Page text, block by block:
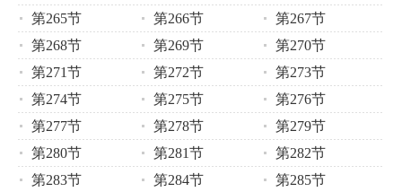
第265节
第266节
第267节
第268节
第269节
第270节
第271节
第272节
第273节
第274节
第275节
第276节
第277节
第278节
第279节
第280节
第281节
第282节
第283节
第284节
第285节